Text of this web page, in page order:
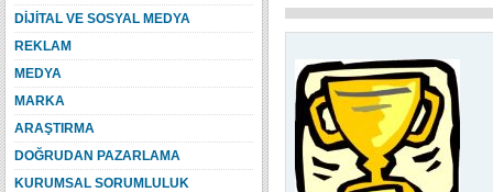
DİJİTAL VE SOSYAL MEDYA
REKLAM
MEDYA
MARKA
ARAŞTIRMA
DOĞRUDAN PAZARLAMA
KURUMSAL SORUMLULUK